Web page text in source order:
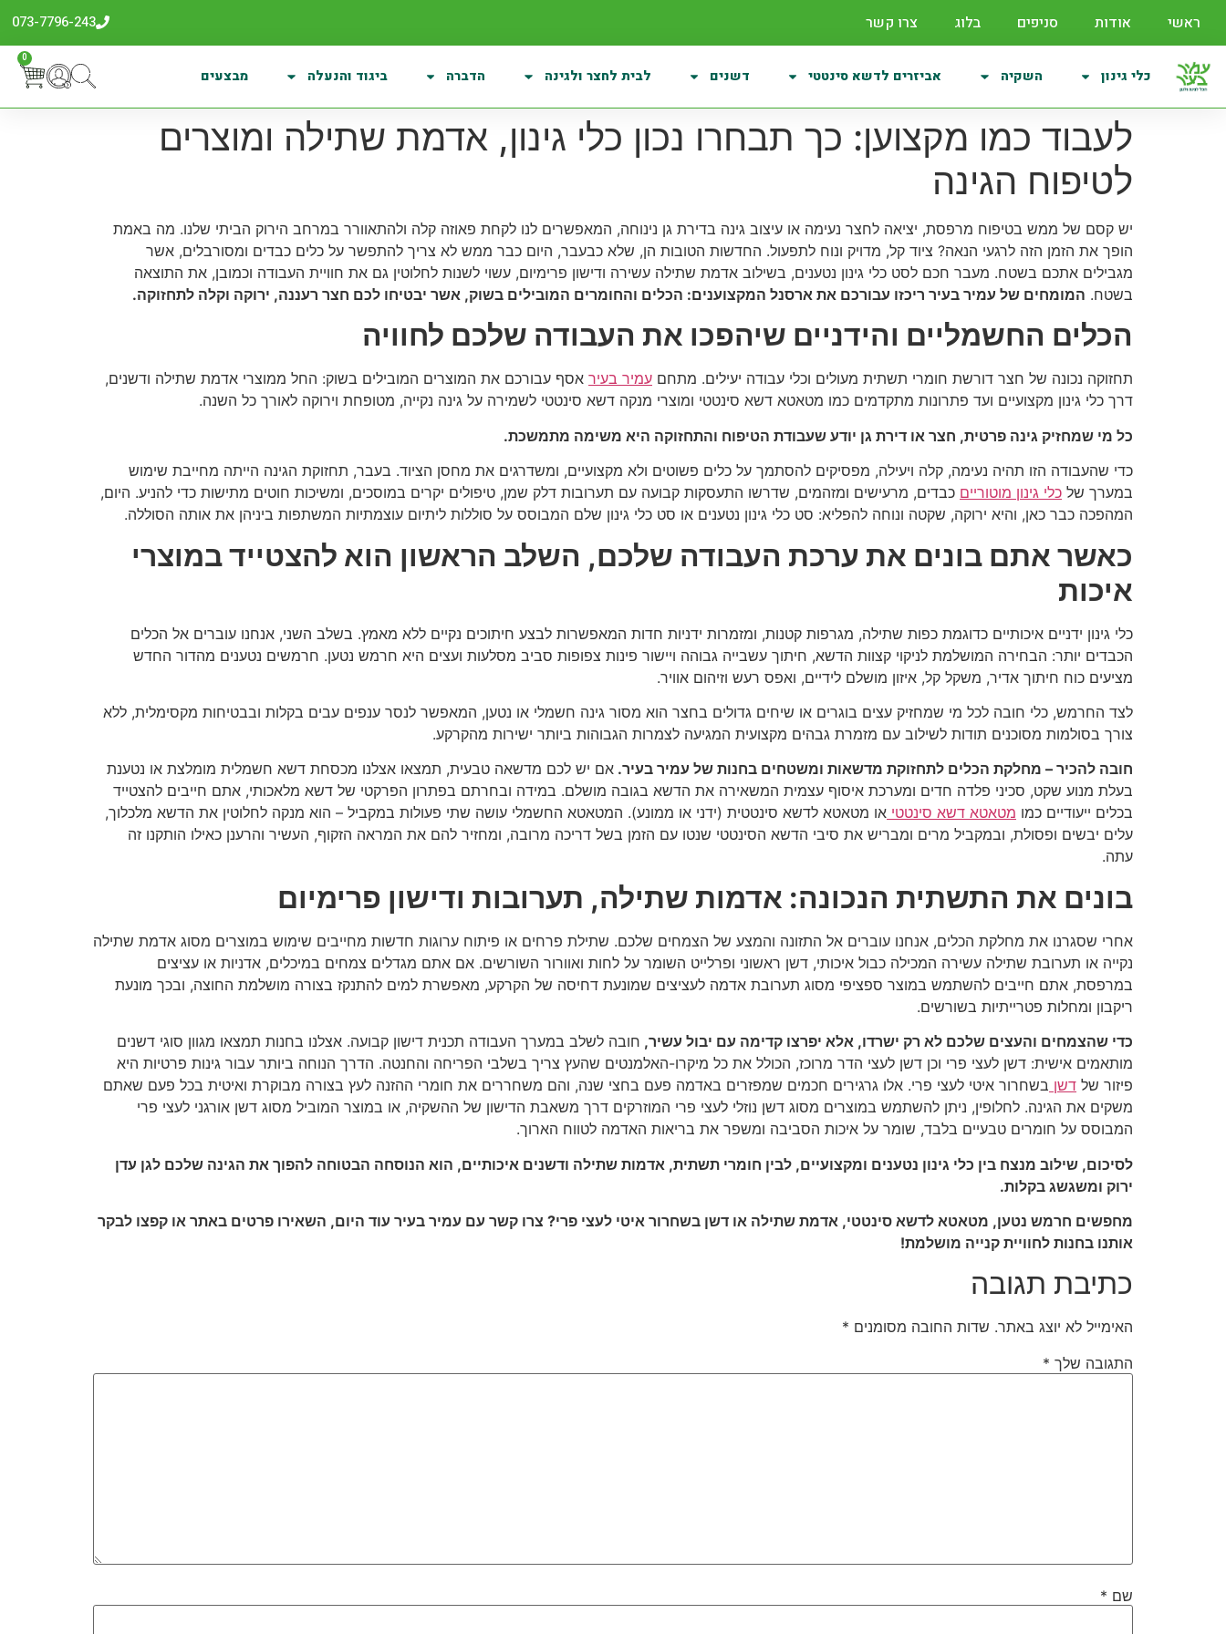
ראשי אודות סניפים בלוג צרו קשר 073-7796-243
כלי גינון השקיה אביזרים לדשא סינטטי דשנים לבית לחצר ולגינה הדברה ביגוד והנעלה מבצעים
0
לעבוד כמו מקצוען: כך תבחרו נכון כלי גינון, אדמת שתילה ומוצרים
לטיפוח הגינה
יש קסם של ממש בטיפוח מרפסת, יציאה לחצר נעימה או עיצוב גינה בדירת גן נינוחה, המאפשרים לנו לקחת פאוזה קלה ולהתאוורר במרחב הירוק הביתי שלנו. מה באמת
הופך את הזמן הזה לרגעי הנאה? ציוד קל, מדויק ונוח לתפעול. החדשות הטובות הן, שלא כבעבר, היום כבר ממש לא צריך להתפשר על כלים כבדים ומסורבלים, אשר
מגבילים אתכם בשטח. מעבר חכם לסט כלי גינון נטענים, בשילוב אדמת שתילה עשירה ודישון פרימיום, עשוי לשנות לחלוטין גם את חוויית העבודה וכמובן, את התוצאה
בשטח. המומחים של עמיר בעיר ריכזו עבורכם את ארסנל המקצוענים: הכלים והחומרים המובילים בשוק, אשר יבטיחו לכם חצר רעננה, ירוקה וקלה לתחזוקה.
הכלים החשמליים והידניים שיהפכו את העבודה שלכם לחוויה
תחזוקה נכונה של חצר דורשת חומרי תשתית מעולים וכלי עבודה יעילים. מתחם עמיר בעיר אסף עבורכם את המוצרים המובילים בשוק: החל ממוצרי אדמת שתילה ודשנים,
דרך כלי גינון מקצועיים ועד פתרונות מתקדמים כמו מטאטא דשא סינטטי ומוצרי מנקה דשא סינטטי לשמירה על גינה נקייה, מטופחת וירוקה לאורך כל השנה.
כל מי שמחזיק גינה פרטית, חצר או דירת גן יודע שעבודת הטיפוח והתחזוקה היא משימה מתמשכת.
כדי שהעבודה הזו תהיה נעימה, קלה ויעילה, מפסיקים להסתמך על כלים פשוטים ולא מקצועיים, ומשדרגים את מחסן הציוד. בעבר, תחזוקת הגינה הייתה מחייבת שימוש
במערך של כלי גינון מוטוריים כבדים, מרעישים ומזהמים, שדרשו התעסקות קבועה עם תערובות דלק שמן, טיפולים יקרים במוסכים, ומשיכות חוטים מתישות כדי להניע. היום,
המהפכה כבר כאן, והיא ירוקה, שקטה ונוחה להפליא: סט כלי גינון נטענים או סט כלי גינון שלם המבוסס על סוללות ליתיום עוצמתיות המשתפות ביניהן את אותה הסוללה.
כאשר אתם בונים את ערכת העבודה שלכם, השלב הראשון הוא להצטייד במוצרי
איכות
כלי גינון ידניים איכותיים כדוגמת כפות שתילה, מגרפות קטנות, ומזמרות ידניות חדות המאפשרות לבצע חיתוכים נקיים ללא מאמץ. בשלב השני, אנחנו עוברים אל הכלים
הכבדים יותר: הבחירה המושלמת לניקוי קצוות הדשא, חיתוך עשבייה גבוהה ויישור פינות צפופות סביב מסלעות ועצים היא חרמש נטען. חרמשים נטענים מהדור החדש
מציעים כוח חיתוך אדיר, משקל קל, איזון מושלם לידיים, ואפס רעש וזיהום אוויר.
לצד החרמש, כלי חובה לכל מי שמחזיק עצים בוגרים או שיחים גדולים בחצר הוא מסור גינה חשמלי או נטען, המאפשר לנסר ענפים עבים בקלות ובבטיחות מקסימלית, ללא
צורך בסולמות מסוכנים תודות לשילוב עם מזמרת גבהים מקצועית המגיעה לצמרות הגבוהות ביותר ישירות מהקרקע.
חובה להכיר – מחלקת הכלים לתחזוקת מדשאות ומשטחים בחנות של עמיר בעיר. אם יש לכם מדשאה טבעית, תמצאו אצלנו מכסחת דשא חשמלית מומלצת או נטענת
בעלת מנוע שקט, סכיני פלדה חדים ומערכת איסוף עצמית המשאירה את הדשא בגובה מושלם. במידה ובחרתם בפתרון הפרקטי של דשא מלאכותי, אתם חייבים להצטייד
בכלים ייעודיים כמו מטאטא דשא סינטטי או מטאטא לדשא סינטטית (ידני או ממונע). המטאטא החשמלי עושה שתי פעולות במקביל – הוא מנקה לחלוטין את הדשא מלכלוך,
עלים יבשים ופסולת, ובמקביל מרים ומבריש את סיבי הדשא הסינטטי שנטו עם הזמן בשל דריכה מרובה, ומחזיר להם את המראה הזקוף, העשיר והרענן כאילו הותקנו זה
עתה.
בונים את התשתית הנכונה: אדמות שתילה, תערובות ודישון פרימיום
אחרי שסגרנו את מחלקת הכלים, אנחנו עוברים אל התזונה והמצע של הצמחים שלכם. שתילת פרחים או פיתוח ערוגות חדשות מחייבים שימוש במוצרים מסוג אדמת שתילה
נקייה או תערובת שתילה עשירה המכילה כבול איכותי, דשן ראשוני ופרלייט השומר על לחות ואוורור השורשים. אם אתם מגדלים צמחים במיכלים, אדניות או עציצים
במרפסת, אתם חייבים להשתמש במוצר ספציפי מסוג תערובת אדמה לעציצים שמונעת דחיסה של הקרקע, מאפשרת למים להתנקז בצורה מושלמת החוצה, ובכך מונעת
ריקבון ומחלות פטרייתיות בשורשים.
כדי שהצמחים והעצים שלכם לא רק ישרדו, אלא יפרצו קדימה עם יבול עשיר, חובה לשלב במערך העבודה תכנית דישון קבועה. אצלנו בחנות תמצאו מגוון סוגי דשנים
מותאמים אישית: דשן לעצי פרי וכן דשן לעצי הדר מרוכז, הכולל את כל מיקרו-האלמנטים שהעץ צריך בשלבי הפריחה והחנטה. הדרך הנוחה ביותר עבור גינות פרטיות היא
פיזור של דשן בשחרור איטי לעצי פרי. אלו גרגירים חכמים שמפזרים באדמה פעם בחצי שנה, והם משחררים את חומרי ההזנה לעץ בצורה מבוקרת ואיטית בכל פעם שאתם
משקים את הגינה. לחלופין, ניתן להשתמש במוצרים מסוג דשן נוזלי לעצי פרי המוזרקים דרך משאבת הדישון של ההשקיה, או במוצר המוביל מסוג דשן אורגני לעצי פרי
המבוסס על חומרים טבעיים בלבד, שומר על איכות הסביבה ומשפר את בריאות האדמה לטווח הארוך.
לסיכום, שילוב מנצח בין כלי גינון נטענים ומקצועיים, לבין חומרי תשתית, אדמות שתילה ודשנים איכותיים, הוא הנוסחה הבטוחה להפוך את הגינה שלכם לגן עדן
ירוק ומשגשג בקלות.
מחפשים חרמש נטען, מטאטא לדשא סינטטי, אדמת שתילה או דשן בשחרור איטי לעצי פרי? צרו קשר עם עמיר בעיר עוד היום, השאירו פרטים באתר או קפצו לבקר
אותנו בחנות לחוויית קנייה מושלמת!
כתיבת תגובה
האימייל לא יוצג באתר. שדות החובה מסומנים *
התגובה שלך *
שם *